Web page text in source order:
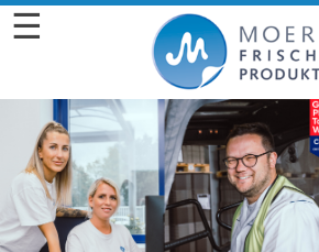
☰